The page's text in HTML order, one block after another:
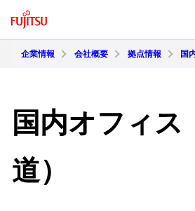
企業情報 会社概要 拠点情報 国
国内オフィス
道）